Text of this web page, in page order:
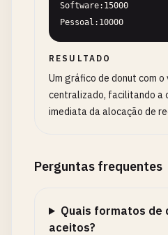
Software:15000
Pessoal:10000
RESULTADO
Um gráfico de donut com
centralizado, facilitando a
imediata da alocação de
Perguntas frequentes
Quais formatos de
aceitos?